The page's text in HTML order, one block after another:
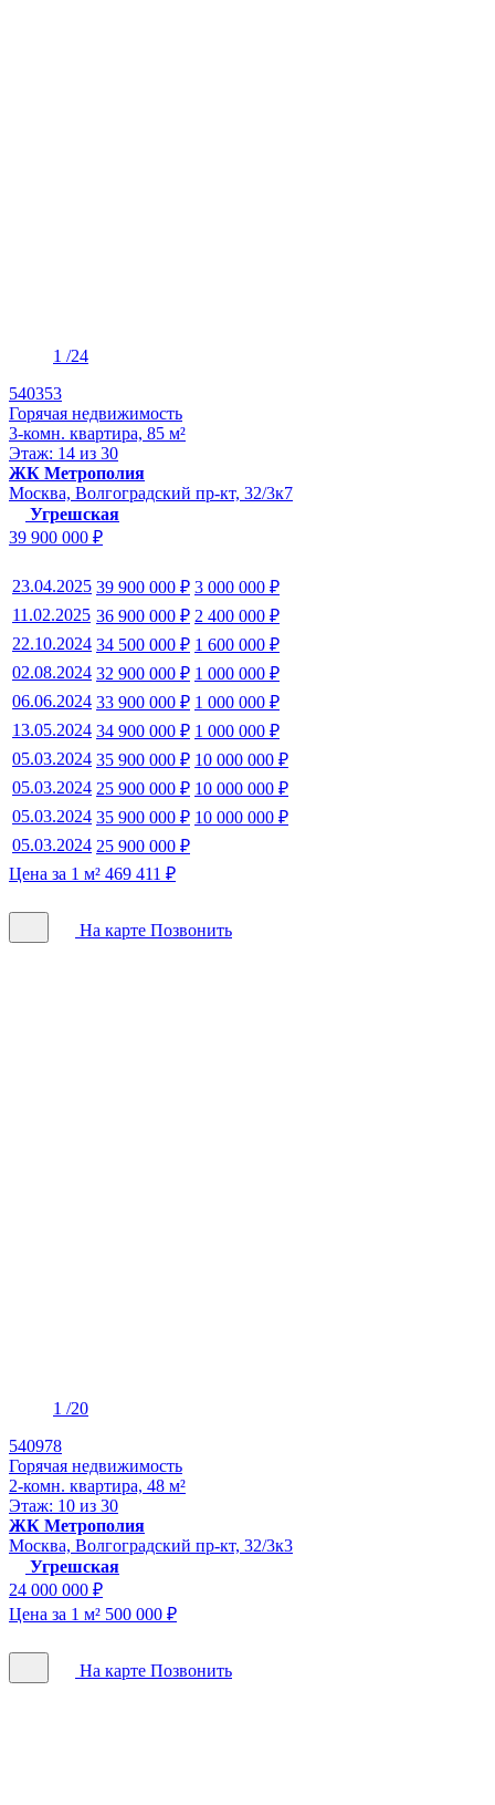
1 /24
540353
Горячая недвижимость
3-комн. квартира, 85 м²
Этаж: 14 из 30
ЖК Метрополия
Москва, Волгоградский пр-кт, 32/3к7
Угрешская
39 900 000 ₽
23.04.2025 39 900 000 ₽ 3 000 000 ₽
11.02.2025 36 900 000 ₽ 2 400 000 ₽
22.10.2024 34 500 000 ₽ 1 600 000 ₽
02.08.2024 32 900 000 ₽ 1 000 000 ₽
06.06.2024 33 900 000 ₽ 1 000 000 ₽
13.05.2024 34 900 000 ₽ 1 000 000 ₽
05.03.2024 35 900 000 ₽ 10 000 000 ₽
05.03.2024 25 900 000 ₽ 10 000 000 ₽
05.03.2024 35 900 000 ₽ 10 000 000 ₽
05.03.2024 25 900 000 ₽
Цена за 1 м² 469 411 ₽
На карте Позвонить
1 /20
540978
Горячая недвижимость
2-комн. квартира, 48 м²
Этаж: 10 из 30
ЖК Метрополия
Москва, Волгоградский пр-кт, 32/3к3
Угрешская
24 000 000 ₽
Цена за 1 м² 500 000 ₽
На карте Позвонить